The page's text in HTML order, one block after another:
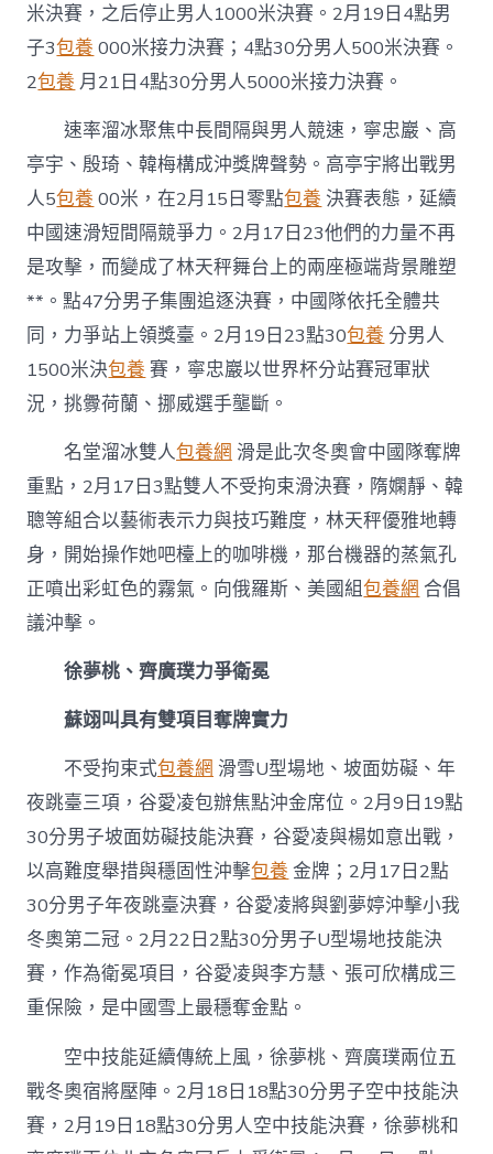
米決賽，之后停止男人1000米決賽。2月19日4點男
子3包養 000米接力決賽；4點30分男人500米決賽。
2包養 月21日4點30分男人5000米接力決賽。
速率溜冰聚焦中長間隔與男人競速，寧忠巖、高
亭宇、殷琦、韓梅構成沖獎牌聲勢。高亭宇將出戰男
人5包養 00米，在2月15日零點包養 決賽表態，延續
中國速滑短間隔競爭力。2月17日23他們的力量不再
是攻擊，而變成了林天秤舞台上的兩座極端背景雕塑
**。點47分男子集團追逐決賽，中國隊依托全體共
同，力爭站上領獎臺。2月19日23點30包養 分男人
1500米決包養 賽，寧忠巖以世界杯分站賽冠軍狀
況，挑釁荷蘭、挪威選手壟斷。
名堂溜冰雙人包養網 滑是此次冬奧會中國隊奪牌
重點，2月17日3點雙人不受拘束滑決賽，隋嫻靜、韓
聰等組合以藝術表示力與技巧難度，林天秤優雅地轉
身，開始操作她吧檯上的咖啡機，那台機器的蒸氣孔
正噴出彩虹色的霧氣。向俄羅斯、美國組包養網 合倡
議沖擊。
徐夢桃、齊廣璞力爭衛冕
蘇翊叫具有雙項目奪牌實力
不受拘束式包養網 滑雪U型場地、坡面妨礙、年
夜跳臺三項，谷愛凌包辦焦點沖金席位。2月9日19點
30分男子坡面妨礙技能決賽，谷愛凌與楊如意出戰，
以高難度舉措與穩固性沖擊包養 金牌；2月17日2點
30分男子年夜跳臺決賽，谷愛凌將與劉夢婷沖擊小我
冬奧第二冠。2月22日2點30分男子U型場地技能決
賽，作為衛冕項目，谷愛凌與李方慧、張可欣構成三
重保險，是中國雪上最穩奪金點。
空中技能延續傳統上風，徐夢桃、齊廣璞兩位五
戰冬奧宿將壓陣。2月18日18點30分男子空中技能決
賽，2月19日18點30分男人空中技能決賽，徐夢桃和